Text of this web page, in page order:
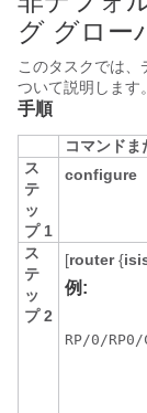
グ グロー
このタスクでは、
ついて説明します。
手順
コマンド
ス
テ
ッ
プ 1
configure
ス
テ
ッ
プ 2
[router{
例:
RP/0/RP0/